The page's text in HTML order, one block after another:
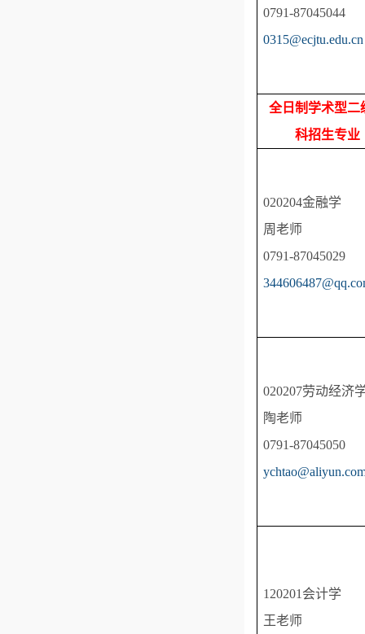
0791-87045044
0315@ecjtu.edu.cn
全日制学术型二
科招生专业
020204金融学
周老师
0791-87045029
020207劳动经济
陶老师
0791-87045050
120201会计学
王老师